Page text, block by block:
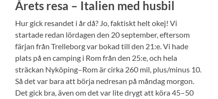
Årets resa – Italien med husbil
Hur gick resandet i år då? Jo, faktiskt helt okej! Vi
startade redan lördagen den 20 september, eftersom
färjan från Trelleborg var bokad till den 21:e. Vi hade
plats på en camping i Rom från den 25:e, och hela
sträckan Nyköping–Rom är cirka 260 mil, plus/minus 10.
Så det var bara att börja nedresan på måndag morgon.
Det gick bra, även om det var lite drygt att köra 45–50